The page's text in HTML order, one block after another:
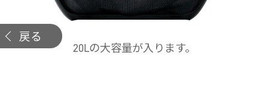
戻る
20Lの大容量が入ります。